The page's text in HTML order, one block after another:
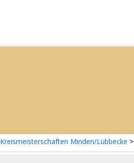
Kreismeisterschaften Minden/Lübbecke >